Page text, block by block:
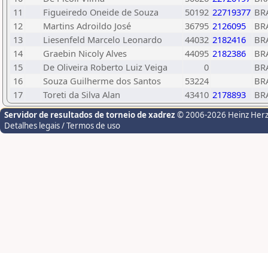
11
Figueiredo Oneide de Souza 50192 22719377
12
Martins Adroildo José 36795 2126095
13
Liesenfeld Marcelo Leonardo 44032 2182416
14
Graebin Nicoly Alves 44095 2182386
15
De Oliveira Roberto Luiz Veiga 0
16
Souza Guilherme dos Santos 53224
17
Toreti da Silva Alan 43410 2178893
Servidor de resultados de torneio de xadrez © 2006-2026 Heinz
Detalhes legais / Termos de uso